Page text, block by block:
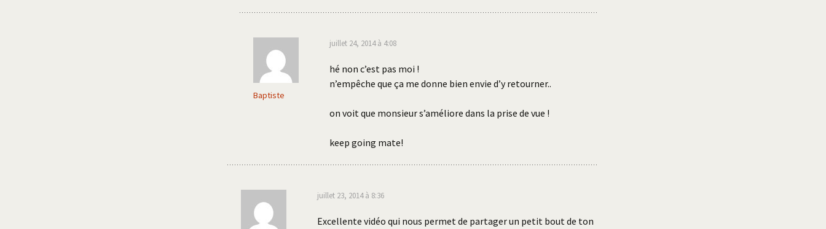
Baptiste
juillet 24, 2014 à 4:08
hé non c’est pas moi !
n’empêche que ça me donne bien envie d’y retourner..
on voit que monsieur s’améliore dans la prise de vue !
keep going mate!
juillet 23, 2014 à 8:36
Excellente vidéo qui nous permet de partager un petit bout de ton